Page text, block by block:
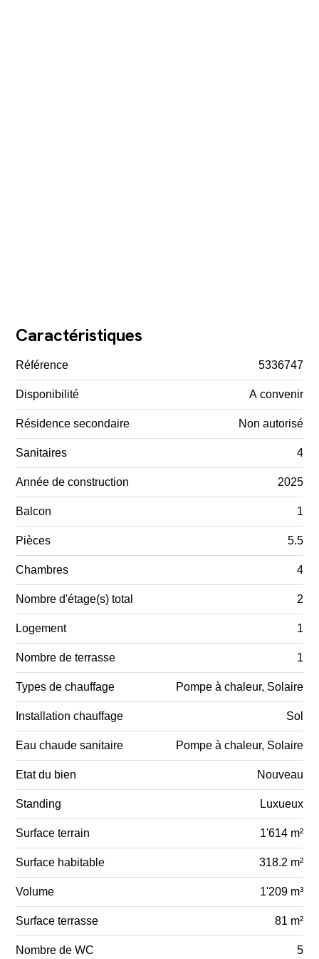
Caractéristiques
Référence 5336747
Disponibilité A convenir
Résidence secondaire Non autorisé
Sanitaires 4
Année de construction 2025
Balcon 1
Pièces 5.5
Chambres 4
Nombre d'étage(s) total 2
Logement 1
Nombre de terrasse 1
Types de chauffage Pompe à chaleur, Solaire
Installation chauffage Sol
Eau chaude sanitaire Pompe à chaleur, Solaire
Etat du bien Nouveau
Standing Luxueux
Surface terrain 1'614 m²
Surface habitable 318.2 m²
Volume 1'209 m³
Surface terrasse 81 m²
Nombre de WC 5